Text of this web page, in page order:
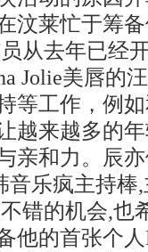
汶莱忙于筹
从去年已经
Jolie美唇的
等工作，例
越来越多的
亲和力。辰
音乐疯主持棒
错的机会,也
他的首张个